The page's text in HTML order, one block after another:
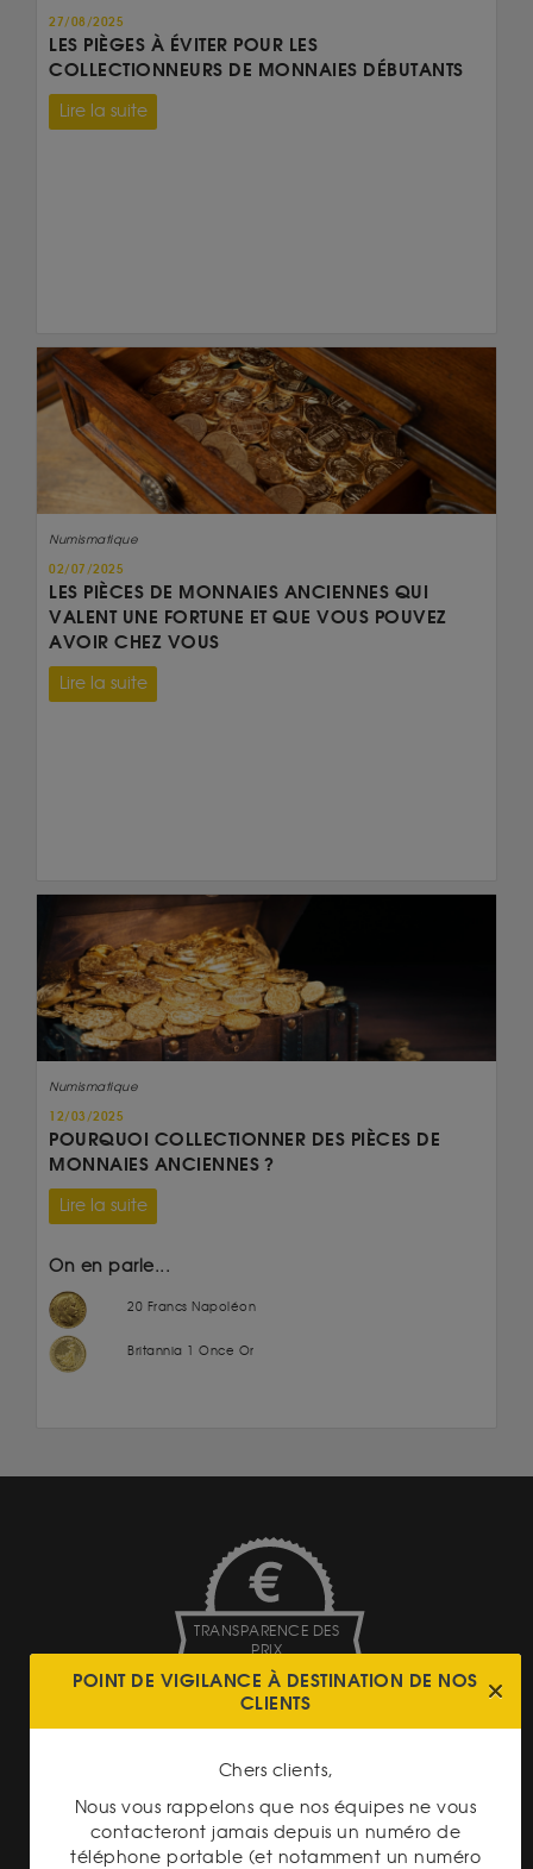
27/08/2025
LES PIÈGES À ÉVITER POUR LES
COLLECTIONNEURS DE MONNAIES DÉBUTANTS
Lire la suite
Numismatique
02/07/2025
LES PIÈCES DE MONNAIES ANCIENNES QUI
VALENT UNE FORTUNE ET QUE VOUS POUVEZ
AVOIR CHEZ VOUS
Lire la suite
Numismatique
12/03/2025
POURQUOI COLLECTIONNER DES PIÈCES DE
MONNAIES ANCIENNES ?
Lire la suite
On en parle...
20 Francs Napoléon
Britannia 1 Once Or
TRANSPARENCE DES
PRIX
LIVRAISON ASSURÉE
POINT DE VIGILANCE À DESTINATION DE NOS
CLIENTS
Chers clients,
Nous vous rappelons que nos équipes ne vous
contacteront jamais depuis un numéro de
téléphone portable (et notamment un numéro